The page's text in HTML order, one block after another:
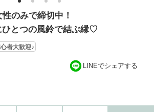
1 2 3 4
のみで締切中！
ひとつの風鈴で結ぶ縁♡
者大歓迎♪
LINEでシェアする